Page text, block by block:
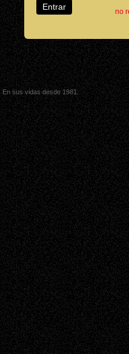
no
En sus vidas desde 1981.